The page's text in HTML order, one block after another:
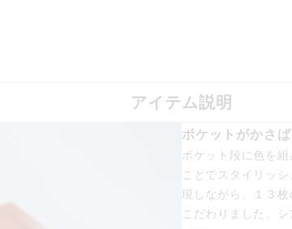
アイテム説明
ポケットがかさ
ポケット段に色を
ことでスタイリッ
現しながら、１３
こだわりました。